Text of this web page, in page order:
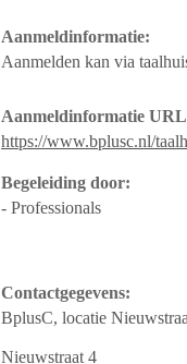
Aanmeldinformatie:
Aanmelden kan via
Aanmeldinformatie
https://www.bplusc.nl/
Begeleiding door:
- Professionals
Contactgegevens:
BplusC, locatie
Nieuwstraat 4